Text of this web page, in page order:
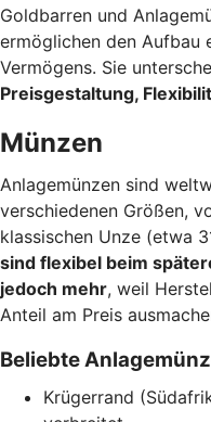
Goldbarren und
ermöglichen den Aufbau
Vermögens. Sie
Preisgestaltung,
Münzen
Anlagemünzen sind
verschiedenen Größen,
klassischen Unze (etwa
sind flexibel beim
jedoch mehr, weil
Anteil am Preis
Beliebte
Krügerrand